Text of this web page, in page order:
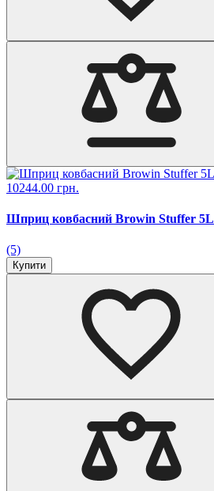
10244.00 грн.
Шприц ковбасний Browin Stuffer 5L
(5)
Купити